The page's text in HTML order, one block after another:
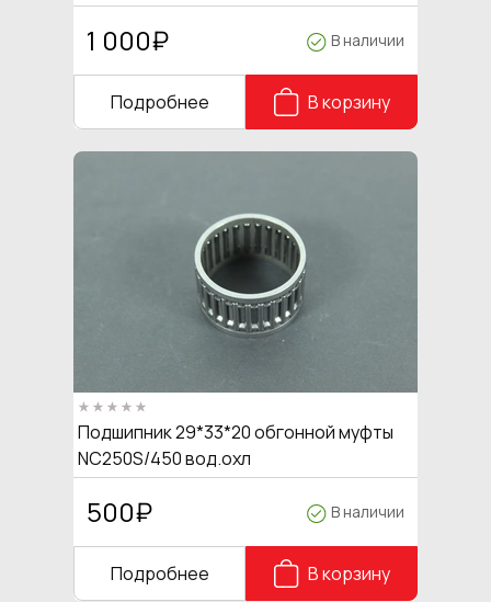
1 000₽ В наличии
Подробнее В корзину
Подшипник 29*33*20 обгонной муфты
NC250S/450 вод.охл
500₽ В наличии
Подробнее В корзину